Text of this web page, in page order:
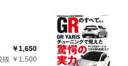
￥1,650
抜 ￥1,500